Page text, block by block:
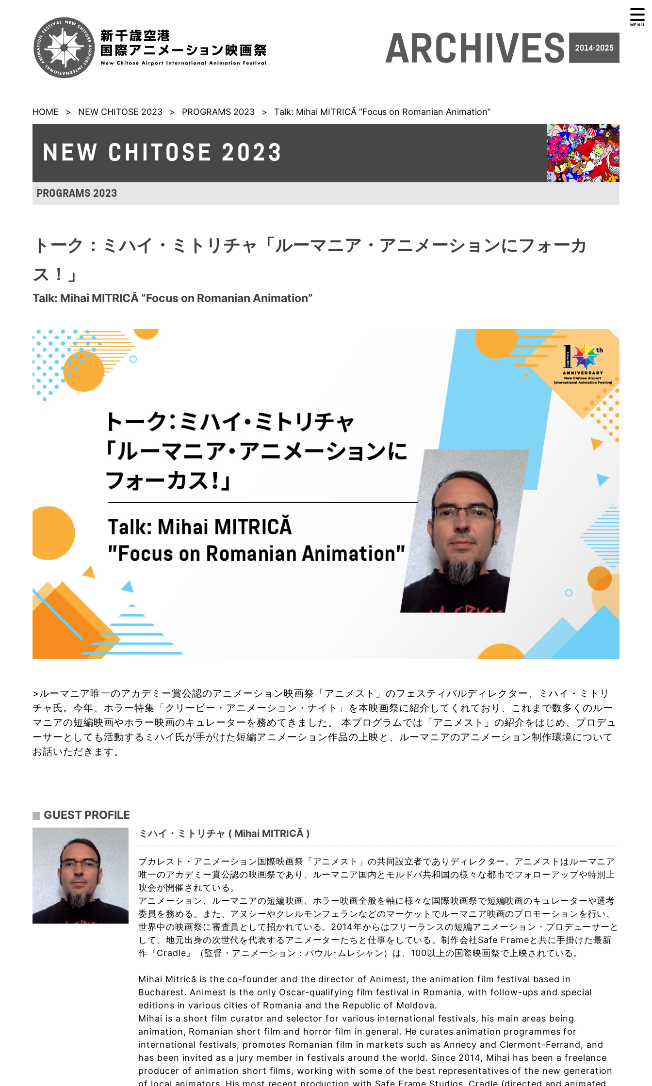
MENU
HOME > NEW CHITOSE 2023 > PROGRAMS 2023 > Talk: Mihai MITRICĂ ”Focus on Romanian Animation”
NEW CHITOSE 2023
PROGRAMS 2023
トーク：ミハイ・ミトリチャ「ルーマニア・アニメーションにフォーカ
ス！」
Talk: Mihai MITRICĂ ”Focus on Romanian Animation”
>ルーマニア唯一のアカデミー賞公認のアニメーション映画祭「アニメスト」のフェスティバルディレクター、ミハイ・ミトリ
チャ氏。今年、ホラー特集「クリーピー・アニメーション・ナイト」を本映画祭に紹介してくれており、これまで数多くのルー
マニアの短編映画やホラー映画のキュレーターを務めてきました。 本プログラムでは「アニメスト」の紹介をはじめ、プロデュ
ーサーとしても活動するミハイ氏が手がけた短編アニメーション作品の上映と、ルーマニアのアニメーション制作環境について
お話いただきます。
GUEST PROFILE
ミハイ・ミトリチャ ( Mihai MITRICĂ )
ブカレスト・アニメーション国際映画祭「アニメスト」の共同設立者でありディレクター。アニメストはルーマニア
唯一のアカデミー賞公認の映画祭であり、ルーマニア国内とモルドバ共和国の様々な都市でフォローアップや特別上
映会が開催されている。
アニメーション、ルーマニアの短編映画、ホラー映画全般を軸に様々な国際映画祭で短編映画のキュレーターや選考
委員を務める。また、アヌシーやクレルモンフェランなどのマーケットでルーマニア映画のプロモーションを行い、
世界中の映画祭に審査員として招かれている。2014年からはフリーランスの短編アニメーション・プロデューサーと
して、地元出身の次世代を代表するアニメーターたちと仕事をしている。制作会社Safe Frameと共に手掛けた最新
作『Cradle』（監督・アニメーション：パウル･ムレシャン）は、100以上の国際映画祭で上映されている。
Mihai Mitrică is the co-founder and the director of Animest, the animation film festival based in
Bucharest. Animest is the only Oscar-qualifying film festival in Romania, with follow-ups and special
editions in various cities of Romania and the Republic of Moldova.
Mihai is a short film curator and selector for various international festivals, his main areas being
animation, Romanian short film and horror film in general. He curates animation programmes for
international festivals, promotes Romanian film in markets such as Annecy and Clermont-Ferrand, and
has been invited as a jury member in festivals around the world. Since 2014, Mihai has been a freelance
producer of animation short films, working with some of the best representatives of the new generation
of local animators. His most recent production with Safe Frame Studios, Cradle (directed and animated